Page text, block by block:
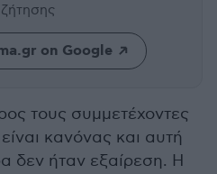
on Google
τους συμμετέχοντες
κανόνας και αυτή
δεν ήταν εξαίρεση. Η